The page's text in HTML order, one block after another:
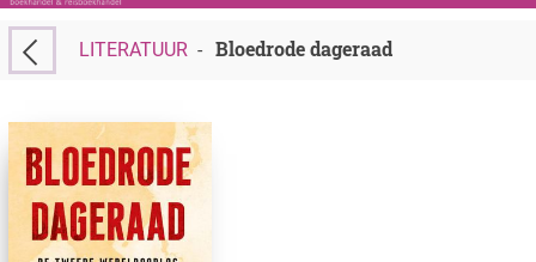
LITERATUUR- Bloedrode dageraad